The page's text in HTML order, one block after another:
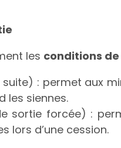
les conditions
: permet aux
les siennes.
sortie forcée) :
lors d’une cession.